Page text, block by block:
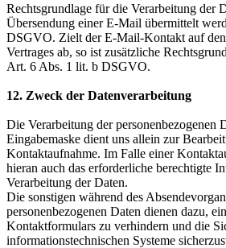
Rechtsgrundlage für die Verarbeitung der
Übersendung einer E-Mail übermittelt
DSGVO. Zielt der E-Mail-Kontakt auf den
Vertrages ab, so ist zusätzliche
Art. 6 Abs. 1 lit. b DSGVO.
12. Zweck der Datenverarbeitung
Die Verarbeitung der personenbezogenen
Eingabemaske dient uns allein zur
Kontaktaufnahme. Im Falle einer
hieran auch das erforderliche berechtigte
Verarbeitung der Daten.
Die sonstigen während des
personenbezogenen Daten dienen dazu,
Kontaktformulars zu verhindern und die
informationstechnischen Systeme